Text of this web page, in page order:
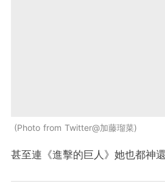
Photo from Twitter@加藤瑠菜
甚至連《進擊的巨人》她也都神